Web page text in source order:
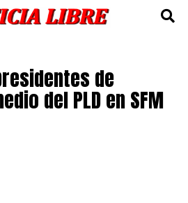
de
del PLD en SFM